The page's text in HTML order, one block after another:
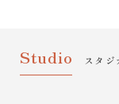
Studio スタジ